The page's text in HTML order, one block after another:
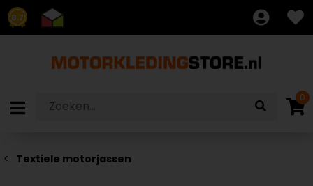
8.7
0
Textiele motorjassen